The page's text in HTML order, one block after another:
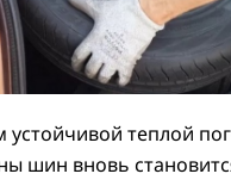
устойчивой теплой
шин вновь